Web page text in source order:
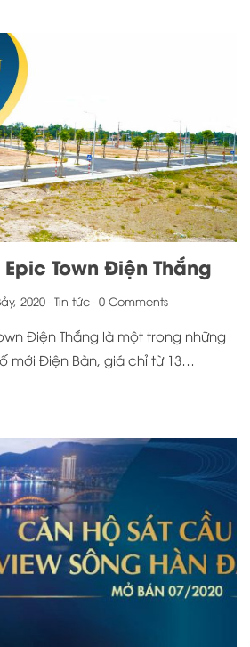
Town Điện Thắng
2020-Tin tức-0 Comments
Điện Thắng là một trong những
mới Điện Bàn, giá chỉ từ 13…